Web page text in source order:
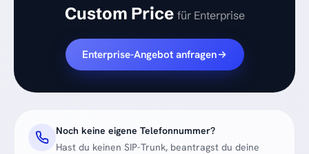
Custom Price für Enterprise
Enterprise-Angebot anfragen
Noch keine eigene Telefonnummer?
Hast du keinen SIP-Trunk, beantragst du deine